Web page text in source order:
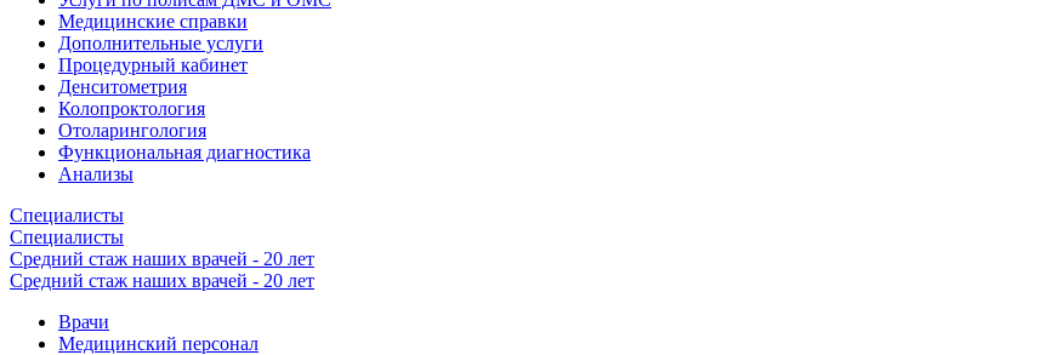
Медицинские справки
Дополнительные услуги
Процедурный кабинет
Денситометрия
Колопроктология
Отоларингология
Функциональная диагностика
Анализы
Специалисты
Специалисты
Средний стаж наших врачей - 20 лет
Средний стаж наших врачей - 20 лет
Врачи
Медицинский персонал